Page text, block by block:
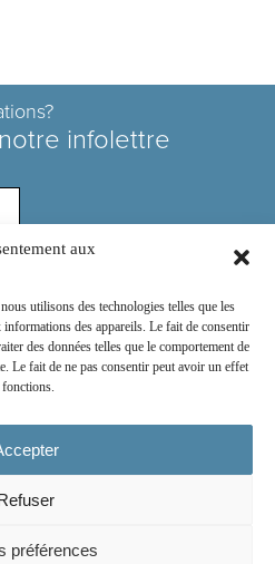
aux
utilisons des technologies telles que les
des appareils. Le fait de consentir
des données telles que le comportement de
Le fait de ne pas consentir peut avoir un effet
fonctions.
préférences
infolettre